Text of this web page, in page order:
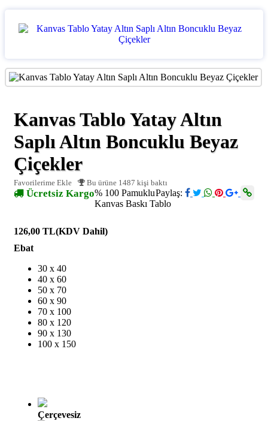
Kanvas Tablo Yatay Altın
Saplı Altın Boncuklu Beyaz
Çiçekler
Favorilerime Ekle Bu ürüne 1487 kişi baktı
Ücretsiz Kargo Paylaş:
% 100 Pamuklu
Kanvas Baskı Tablo
126,00 TL(KDV Dahil)
Ebat
30 x 40
40 x 60
50 x 70
60 x 90
70 x 100
80 x 120
90 x 130
100 x 150
Çerçevesiz